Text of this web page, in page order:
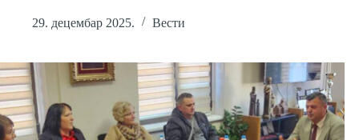
29. децембар 2025. Вести